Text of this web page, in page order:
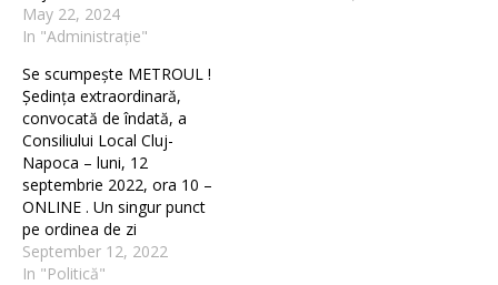
May 22, 2024
In "Administrație"
Se scumpește METROUL !
Ședința extraordinară,
convocată de îndată, a
Consiliului Local Cluj-
Napoca – luni, 12
septembrie 2022, ora 10 –
ONLINE . Un singur punct
pe ordinea de zi
September 12, 2022
In "Politică"